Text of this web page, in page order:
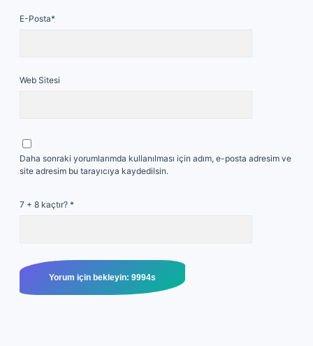
E-Posta*
Web Sitesi
Daha sonraki yorumlarımda kullanılması için adım, e-posta adresim ve
site adresim bu tarayıcıya kaydedilsin.
7 + 8 kaçtır? *